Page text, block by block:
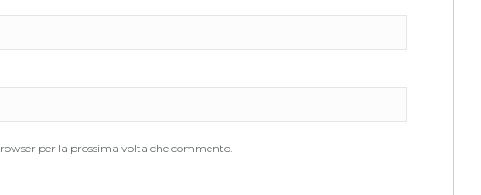
per la prossima volta che commento.